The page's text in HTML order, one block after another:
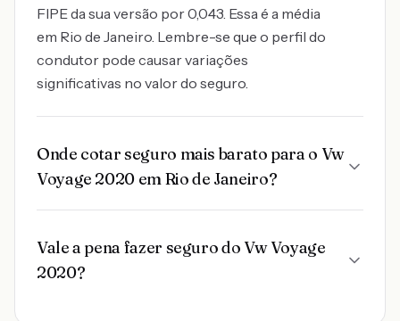
FIPE da sua versão por 0,043. Essa é a média
em Rio de Janeiro. Lembre-se que o perfil do
condutor pode causar variações
significativas no valor do seguro.
Onde cotar seguro mais barato para o Vw
Voyage 2020 em Rio de Janeiro?
Vale a pena fazer seguro do Vw Voyage
2020?